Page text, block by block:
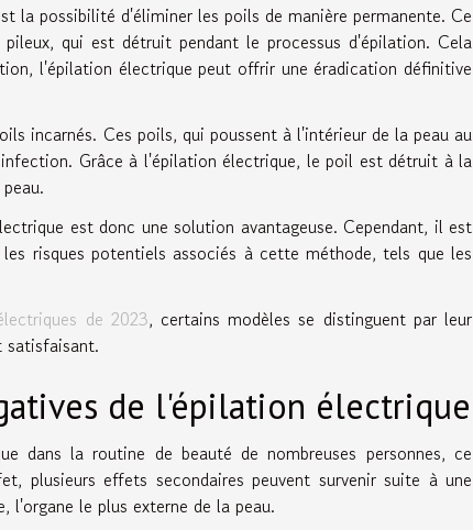
la possibilité d'éliminer les poils de manière permanente. Ce
qui est détruit pendant le processus d'épilation. Cela
l'épilation électrique peut offrir une éradication définitive
incarnés. Ces poils, qui poussent à l'intérieur de la peau au
Grâce à l'épilation électrique, le poil est détruit à la
est donc une solution avantageuse. Cependant, il est
risques potentiels associés à cette méthode, tels que les
de 2023, certains modèles se distinguent par leur
de l'épilation électrique
dans la routine de beauté de nombreuses personnes, ce
plusieurs effets secondaires peuvent survenir suite à une
l'organe le plus externe de la peau.